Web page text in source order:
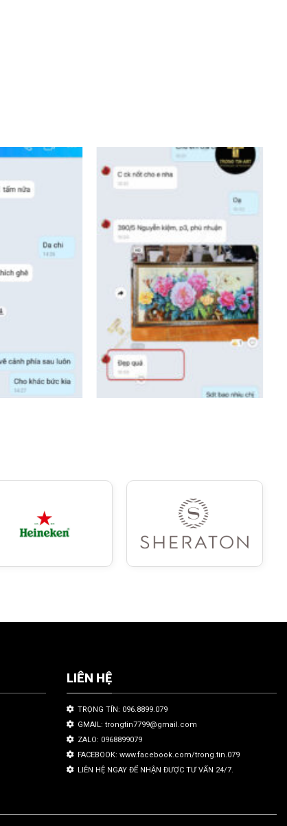
LIÊN HỆ
TRỌNG TÍN: 096.8899.079
GMAIL: trongtin7799@gmail.com
ZALO: 0968899079
FACEBOOK: www.facebook.com/trong.tin.079
LIÊN HỆ NGAY ĐỂ NHẬN ĐƯỢC TƯ VẤN 24/7.